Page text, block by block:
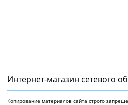
Интернет-магазин сетeвого
Копирование материалов сайта строго